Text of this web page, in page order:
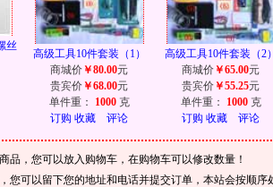
丝
高级工具10件套装（1）
商城价 ￥80.00元
贵宾价 ￥68.00元
单件重：
1000 克
订购 收藏 评论
高级工具10件套装（2）
商城价 ￥65.00元
贵宾价 ￥55.25元
单件重：
1000 克
订购 收藏 评论
品，您可以放入购物车，在购物车可以修改数量！
您可以留下您的地址和电话并提交订单，本站会按顺